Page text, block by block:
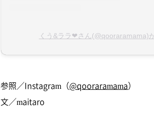
くう&ララ❤︎さん(@qooraramama)
参照／Instagram（@qooraramama）
文／maitaro